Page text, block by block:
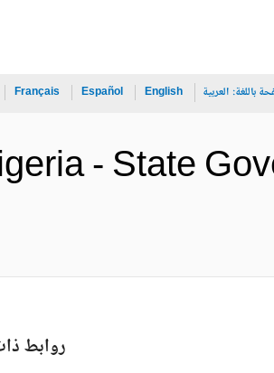
باللغة: العربية English
Español
Français
- State
روابط